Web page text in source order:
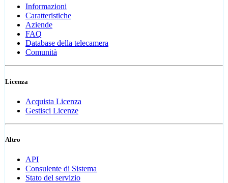
Informazioni
Caratteristiche
Aziende
FAQ
Database della telecamera
Comunità
Licenza
Acquista Licenza
Gestisci Licenze
Altro
API
Consulente di Sistema
Stato del servizio